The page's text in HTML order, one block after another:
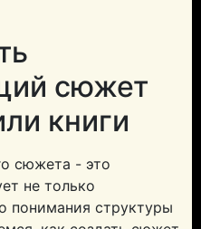
сюжет
книги
сюжета - это
не только
понимания структуры